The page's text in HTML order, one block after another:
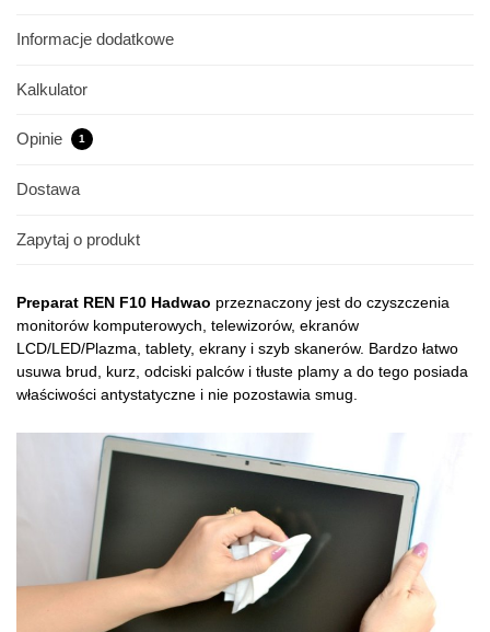
Informacje dodatkowe
Kalkulator
Opinie 1
Dostawa
Zapytaj o produkt
Preparat REN F10 Hadwao przeznaczony jest do czyszczenia
monitorów komputerowych, telewizorów, ekranów
LCD/LED/Plazma, tablety, ekrany i szyb skanerów. Bardzo łatwo
usuwa brud, kurz, odciski palców i tłuste plamy a do tego posiada
właściwości antystatyczne i nie pozostawia smug.